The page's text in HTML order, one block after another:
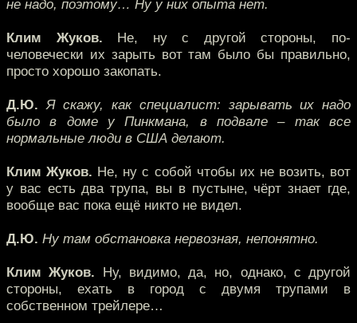
не надо, поэтому… Ну у них опыта нет.
Клим Жуков. Не, ну с другой стороны, по-
человечески их зарыть вот там было бы правильно,
просто хорошо закопать.
Д.Ю. Я скажу, как специалист: зарывать их надо
было в доме у Пинкмана, в подвале – так все
нормальные люди в США делают.
Клим Жуков. Не, ну с собой чтобы их не возить, вот
у вас есть два трупа, вы в пустыне, чёрт знает где,
вообще вас пока ещё никто не видел.
Д.Ю. Ну там обстановка нервозная, непонятно.
Клим Жуков. Ну, видимо, да, но, однако, с другой
стороны, ехать в город с двумя трупами в
собственном трейлере…